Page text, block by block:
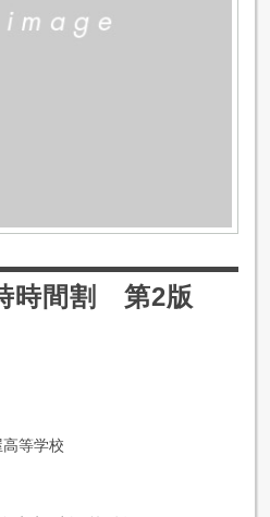
時間割 第2版
等学校